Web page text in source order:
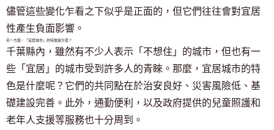
儘管這些變化乍看之下似乎是正面的，但它們往往會對宜居
性產生負面影響。
另一方面，「宜居城市」的特徵是什麼？
千葉縣內，雖然有不少人表示「不想住」的城市，但也有一
些「宜居」的城市受到許多人的青睞。那麼，宜居城市的特
色是什麼呢？它們的共同點在於治安良好、災害風險低、基
礎建設完善。此外，通勤便利，以及政府提供的兒童照護和
老年人支援等服務也十分周到。